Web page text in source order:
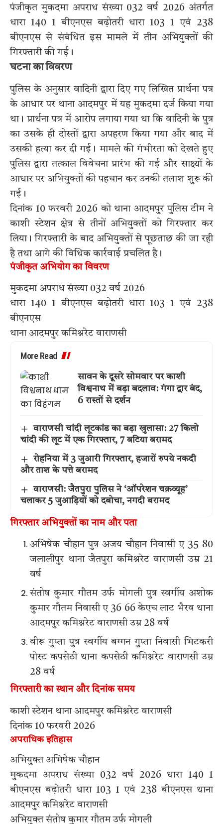
पंजीकृत मुकदमा अपराध संख्या 032 वर्ष 2026 अंतर्गत
धारा 140 1 बीएनएस बढ़ोतरी धारा 103 1 एवं 238
बीएनएस से संबंधित इस मामले में तीन अभियुक्तों की
गिरफ्तारी की गई।
घटना का विवरण
पुलिस के अनुसार वादिनी द्वारा दिए गए लिखित प्रार्थना पत्र
के आधार पर थाना आदमपुर में यह मुकदमा दर्ज किया गया
था। प्रार्थना पत्र में आरोप लगाया गया था कि वादिनी के पुत्र
का उसके ही दोस्तों द्वारा अपहरण किया गया और बाद में
उसकी हत्या कर दी गई। मामले की गंभीरता को देखते हुए
पुलिस द्वारा तत्काल विवेचना प्रारंभ की गई और साक्ष्यों के
आधार पर अभियुक्तों की पहचान कर उनकी तलाश शुरू की
गई।
दिनांक 10 फरवरी 2026 को थाना आदमपुर पुलिस टीम ने
काशी स्टेशन क्षेत्र से तीनों अभियुक्तों को गिरफ्तार कर
लिया। गिरफ्तारी के बाद अभियुक्तों से पूछताछ की जा रही
है तथा आगे की विधिक कार्रवाई प्रचलित है।
पंजीकृत अभियोग का विवरण
मुकदमा अपराध संख्या 032 वर्ष 2026
धारा 140 1 बीएनएस बढ़ोतरी धारा 103 1 एवं 238
बीएनएस
थाना आदमपुर कमिश्नरेट वाराणसी
More Read
सावन के दूसरे सोमवार पर काशी
विश्वनाथ में बड़ा बदलाव: गंगा द्वार बंद,
6 रास्तों से दर्शन
वाराणसी चांदी लूटकांड का बड़ा खुलासा: 27 किलो
चांदी की लूट में एक गिरफ्तार, 7 बटिया बरामद
रोहनिया में 3 जुआरी गिरफ्तार, हजारों रुपये नकदी
और ताश के पत्ते बरामद
वाराणसी: जैतपुरा पुलिस ने ‘ऑपरेशन चक्रव्यूह’
चलाकर 5 जुआड़ियों को दबोचा, नगदी बरामद
गिरफ्तार अभियुक्तों का नाम और पता
अभिषेक चौहान पुत्र अजय चौहान निवासी ए 35 80
जलालीपुर थाना जैतपुरा कमिश्नरेट वाराणसी उम्र 21
वर्ष
संतोष कुमार गौतम उर्फ मोगली पुत्र स्वर्गीय अशोक
कुमार गौतम निवासी ए 36 66 केएच लाट भैरव थाना
आदमपुर कमिश्नरेट वाराणसी उम्र 28 वर्ष
वीरू गुप्ता पुत्र स्वर्गीय बग्गन गुप्ता निवासी भिटकरी
पोस्ट कपसेठी थाना कपसेठी कमिश्नरेट वाराणसी उम्र
28 वर्ष
गिरफ्तारी का स्थान और दिनांक समय
काशी स्टेशन थाना आदमपुर कमिश्नरेट वाराणसी
दिनांक 10 फरवरी 2026
अपराधिक इतिहास
अभियुक्त अभिषेक चौहान
मुकदमा अपराध संख्या 032 वर्ष 2026 धारा 140 1
बीएनएस बढ़ोतरी धारा 103 1 एवं 238 बीएनएस थाना
आदमपुर कमिश्नरेट वाराणसी
अभियुक्त संतोष कुमार गौतम उर्फ मोगली